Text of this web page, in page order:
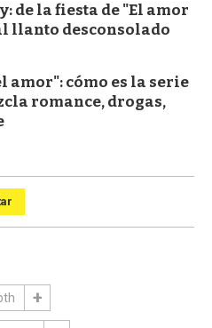
de la fiesta de "El amor
llanto desconsolado
amor": cómo es la serie
romance, drogas,